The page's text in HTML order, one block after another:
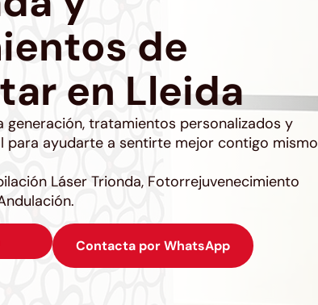
de
en Lleida
generación, tratamientos personalizados y
para ayudarte a sentirte mejor contigo mismo
Láser Trionda, Fotorrejuvenecimiento
Contacta por WhatsApp